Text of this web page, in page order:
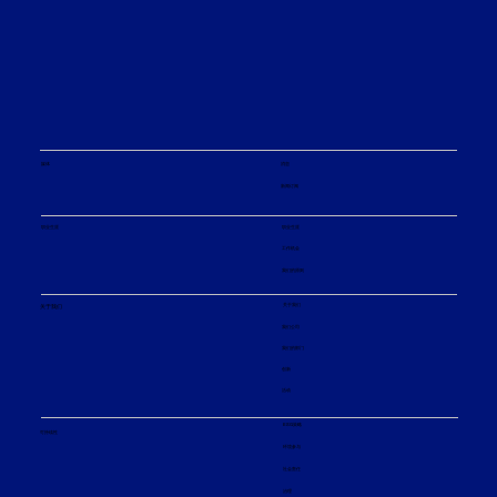
关于我们 关于我们
我们公司
我们的部门
创新
活动
可持续性
ESG策略
环境参与
社会责任
治理
媒体 消息
新闻订阅
职业生涯 职业生涯
工作机会
我们的原则